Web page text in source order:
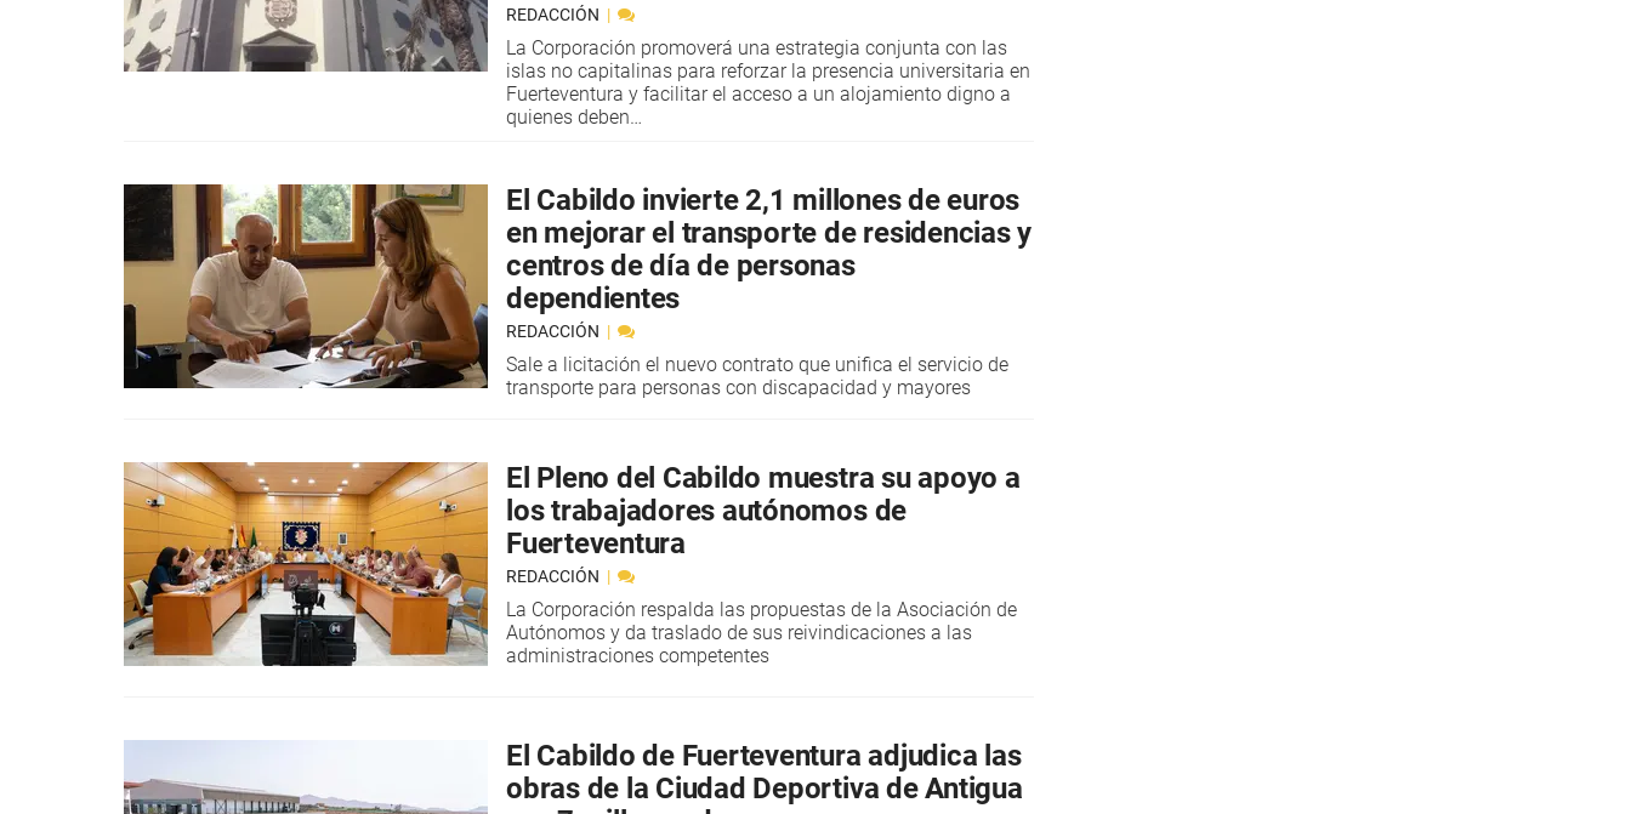
REDACCIÓN
La Corporación promoverá una estrategia conjunta con las
islas no capitalinas para reforzar la presencia universitaria en
Fuerteventura y facilitar el acceso a un alojamiento digno a
quienes deben…
El Cabildo invierte 2,1 millones de euros
en mejorar el transporte de residencias y
centros de día de personas
dependientes
REDACCIÓN
Sale a licitación el nuevo contrato que unifica el servicio de
transporte para personas con discapacidad y mayores
El Pleno del Cabildo muestra su apoyo a
los trabajadores autónomos de
Fuerteventura
REDACCIÓN
La Corporación respalda las propuestas de la Asociación de
Autónomos y da traslado de sus reivindicaciones a las
administraciones competentes
El Cabildo de Fuerteventura adjudica las
obras de la Ciudad Deportiva de Antigua